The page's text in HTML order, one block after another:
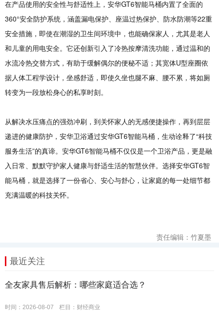
在产品使用的安全性与舒适性上，安华GT6智能马桶内置了全面的
360°安全防护系统，涵盖漏电保护、座温过热保护、防水防潮等22重
安全措施，即使在潮湿的卫生间环境中，也能确保家人，尤其是老人
和儿童的用电安全。它还创新引入了冷热按摩清洗功能，通过温和的
水流冷热交替方式，有助于缓解偶尔的便秘不适；其宽体U型座圈依
据人体工程学设计，坐感舒适，即使久坐也腿不麻、腰不累，将如厕
转变为一段放松身心的私享时刻。
从解决水压痛点的强劲冲刷，到关怀家人的无感便捷操作，再到层层
递进的健康防护，安华卫浴通过安华GT6智能马桶，生动诠释了“科技
服务生活”的真谛。安华GT6智能马桶不仅仅是一个卫浴产品，更是融
入日常、默默守护家人健康与舒适生活的智慧伙伴。选择安华GT6智
能马桶，就是选择了一份省心、安心与舒心，让家庭的每一处细节都
充满温暖的科技关怀。
责任编辑：竹夏墨
最近关注
全友家具售后解析：哪些家庭适合选？
时间：2026-08-07 栏目： 财经商业